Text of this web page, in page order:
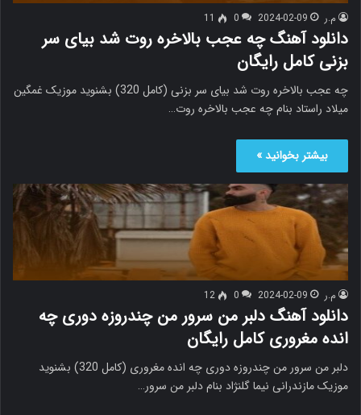
م.ر 2024-02-09
0
11
دانلود آهنگ چه عجب بالاخره روت شد بیای سر
بزنی کامل رایگان
چه عجب بالاخره روت شد بیای سر بزنی (کامل 320) بشنوید موزیک غمگین
میلاد راستاد بنام چه عجب بالاخره روت…
بیشتر بخوانید »
م.ر 2024-02-09
0
12
دانلود آهنگ دلبر من سرور من چندروزه دوری چه
انده مغروری کامل رایگان
دلبر من سرور من چندروزه دوری چه انده مغروری (کامل 320) بشنوید
موزیک مازندرانی نیما گلنژاد بنام دلبر من سرور…